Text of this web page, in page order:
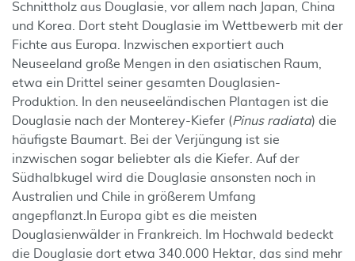
Schnittholz aus Douglasie, vor allem nach Japan, China
und Korea. Dort steht Douglasie im Wettbewerb mit der
Fichte aus Europa. Inzwischen exportiert auch
Neuseeland große Mengen in den asiatischen Raum,
etwa ein Drittel seiner gesamten Douglasien-
Produktion. In den neuseeländischen Plantagen ist die
Douglasie nach der Monterey-Kiefer (Pinus radiata) die
häufigste Baumart. Bei der Verjüngung ist sie
inzwischen sogar beliebter als die Kiefer. Auf der
Südhalbkugel wird die Douglasie ansonsten noch in
Australien und Chile in größerem Umfang
angepflanzt.In Europa gibt es die meisten
Douglasienwälder in Frankreich. Im Hochwald bedeckt
die Douglasie dort etwa 340.000 Hektar, das sind mehr